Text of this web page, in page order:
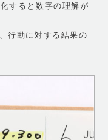
すると数字の理解が
行動に対する結果の